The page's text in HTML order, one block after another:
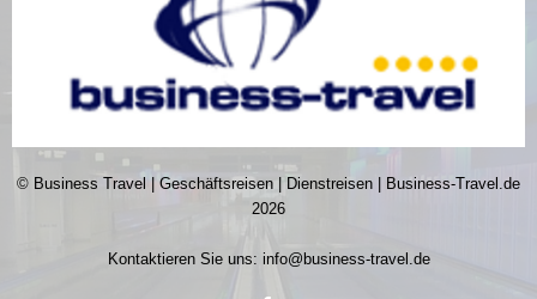
© Business Travel | Geschäftsreisen | Dienstreisen | Business-Travel.de
2026
Kontaktieren Sie uns: info@business-travel.de